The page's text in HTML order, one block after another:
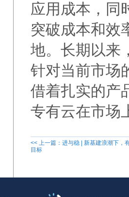
应用成本，同
突破成本和效
地。长期以来
针对当前市场
借着扎实的产
专有云在市场
<< 上一篇：进与稳 | 新基建浪潮下，
目标